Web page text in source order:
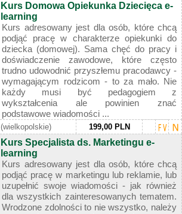
Kurs Domowa Opiekunka Dziecięca e-
learning
Kurs adresowany jest dla osób, które chcą
podjąć pracę w charakterze opiekunki do
dziecka (domowej). Sama chęć do pracy i
doświadczenie zawodowe, które często
trudno udowodnić przyszłemu pracodawcy -
wymagającym rodzicom - to za mało. Nie
każdy musi być pedagogiem z
wykształcenia ale powinien znać
podstawowe wiadomości ...
(wielkopolskie) 199,00 PLN
Kurs Specjalista ds. Marketingu e-
learning
Kurs adresowany jest dla osób, które chcą
podjąć pracę w marketingu lub reklamie, lub
uzupełnić swoje wiadomości - jak również
dla wszystkich zainteresowanych tematem.
Wrodzone zdolności to nie wszystko, należy